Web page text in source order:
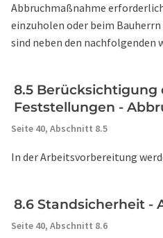
Abbruchmaßnahme
einzuholen oder beim
sind neben den nachfolgenden
8.5
Feststellungen -
Seite 40, Abschnitt 8.5
In der Arbeitsvorbereitung
8.6 Standsicherheit -
Seite 40, Abschnitt 8.6